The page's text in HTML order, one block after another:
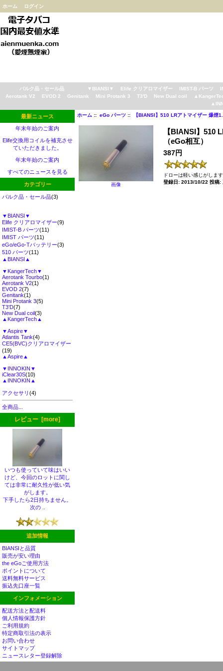
ホーム ログイン
バルク品・セール品 ▼BIANSI▼ Elife クリアロマイザー IMIST-B パーツ
Aerotank V2
EVOD 2 Genitank Mini Protank 3 T3'D New Dual coil
最新ニュース
年末年始のご案内
Elife交換用コイルを補充させ
ていただきました。
年末年始のご案内
すべてのニュースを見る
カテゴリー
バルク品・セール品(3)
▼BIANSI▼
Elife クリアロマイザー(9)
IMIST-B パーツ(11)
IMIST パーツ(11)
eGo/eGo-Tバッテリー(3)
510 パーツ(11)
▲BIANSI▲
▼KangerTech▼
Aerotank Tourbo(1)
Aerotank V2(1)
EVOD 2(7)
Genitank(1)
Mini Protank 3(5)
T3'D(7)
New Dual coil(3)
▲KangerTech▲
▼Aspire▼
Atlantis Tank(4)
CE5(BVC)クリアロマイザー
(19)
▲Aspire▲
▼INNOKIN▼
iClear30S(10)
▲INNOKIN▲
アクセサリ(4)
全商品...
レビュー [more]
いつも使っていて味はいい
けど、今回のロットに関し
ては非常に耐久性が低い気
がします。
下手したら2日持ちません。
次の ..
追加情報
BIANSIと品質
販売が安い理由
the eGoご使用方法
ポイントについて
送料無料サービス
振込先口座一覧
インフォメーション
配送方法と配送料
個人情報保護方針
ご利用規約
特定商取引法の表示
お問い合わせ
サイトマップ
ニュースレター登録解除
ホーム :: eGo パーツ:: 【BIANSI】510 LRアトマイザー 爆煙
画像
【BIANSI】510
（eGo相互）
387円
ドローは軽い感じがしま
登録日: 2013/10/22 投稿: